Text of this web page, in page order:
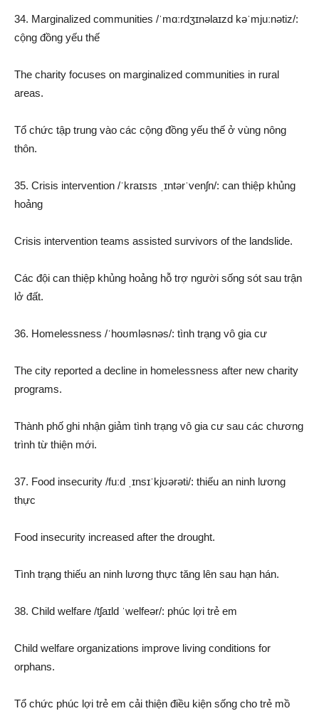
34. Marginalized communities /ˈmɑːrdʒɪnəlaɪzd kəˈmjuːnətiz/:
cộng đồng yếu thế
The charity focuses on marginalized communities in rural
areas.
Tổ chức tập trung vào các cộng đồng yếu thế ở vùng nông
thôn.
35. Crisis intervention /ˈkraɪsɪs ˌɪntərˈvenʃn/: can thiệp khủng
hoảng
Crisis intervention teams assisted survivors of the landslide.
Các đội can thiệp khủng hoảng hỗ trợ người sống sót sau trận
lở đất.
36. Homelessness /ˈhoʊmləsnəs/: tình trạng vô gia cư
The city reported a decline in homelessness after new charity
programs.
Thành phố ghi nhận giảm tình trạng vô gia cư sau các chương
trình từ thiện mới.
37. Food insecurity /fuːd ˌɪnsɪˈkjʊərəti/: thiếu an ninh lương
thực
Food insecurity increased after the drought.
Tình trạng thiếu an ninh lương thực tăng lên sau hạn hán.
38. Child welfare /tʃaɪld ˈwelfeər/: phúc lợi trẻ em
Child welfare organizations improve living conditions for
orphans.
Tổ chức phúc lợi trẻ em cải thiện điều kiện sống cho trẻ mồ